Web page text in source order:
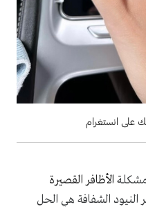
على انستغرام
مشكلة الأظافر القصيرة
النيود الشفافة هي الحل